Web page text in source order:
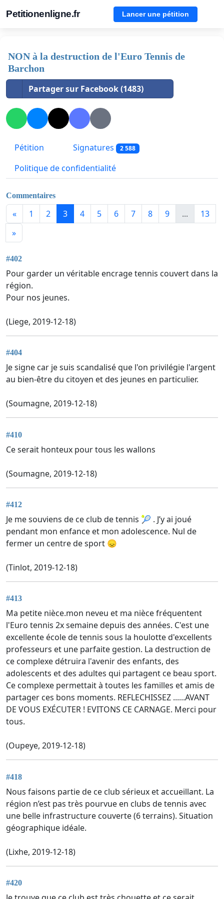
Petitionenligne.fr Lancer une pétition
NON à la destruction de l'Euro Tennis de
Barchon
Partager sur Facebook (1483)
Pétition Signatures 2 588
Politique de confidentialité
Commentaires
« 1 2 3 4 5 6 7 8 9 ...
13
»
#402
Pour garder un véritable encrage tennis couvert dans la
région.
Pour nos jeunes.
(Liege, 2019-12-18)
#404
Je signe car je suis scandalisé que l'on privilégie l'argent
au bien-être du citoyen et des jeunes en particulier.
(Soumagne, 2019-12-18)
#410
Ce serait honteux pour tous les wallons
(Soumagne, 2019-12-18)
#412
Je me souviens de ce club de tennis 🎾 . J’y ai joué
pendant mon enfance et mon adolescence. Nul de
fermer un centre de sport 😞
(Tinlot, 2019-12-18)
#413
Ma petite nièce.mon neveu et ma nièce fréquentent
l'Euro tennis 2x semaine depuis des années. C'est une
excellente école de tennis sous la houlotte d'excellents
professeurs et une parfaite gestion. La destruction de
ce complexe détruira l'avenir des enfants, des
adolescents et des adultes qui partagent ce beau sport.
Ce complexe permettait à toutes les familles et amis de
partager ces bons moments. REFLECHISSEZ ......AVANT
DE VOUS EXÉCUTER ! EVITONS CE CARNAGE. Merci pour
tous.
(Oupeye, 2019-12-18)
#418
Nous faisons partie de ce club sérieux et accueillant. La
région n’est pas très pourvue en clubs de tennis avec
une belle infrastructure couverte (6 terrains). Situation
géographique idéale.
(Lixhe, 2019-12-18)
#420